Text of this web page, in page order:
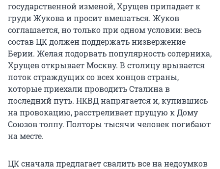
государственной изменой, Хрущев припадает к
груди Жукова и просит вмешаться. Жуков
соглашается, но только при одном условии: весь
состав ЦК должен поддержать низвержение
Берии. Желая подорвать популярность соперника,
Хрущев открывает Москву. В столицу врывается
поток страждущих со всех концов страны,
которые приехали проводить Сталина в
последний путь. НКВД напрягается и, купившись
на провокацию, расстреливает прущую к Дому
Союзов толпу. Полторы тысячи человек погибают
на месте.
ЦК сначала предлагает свалить все на недоумков